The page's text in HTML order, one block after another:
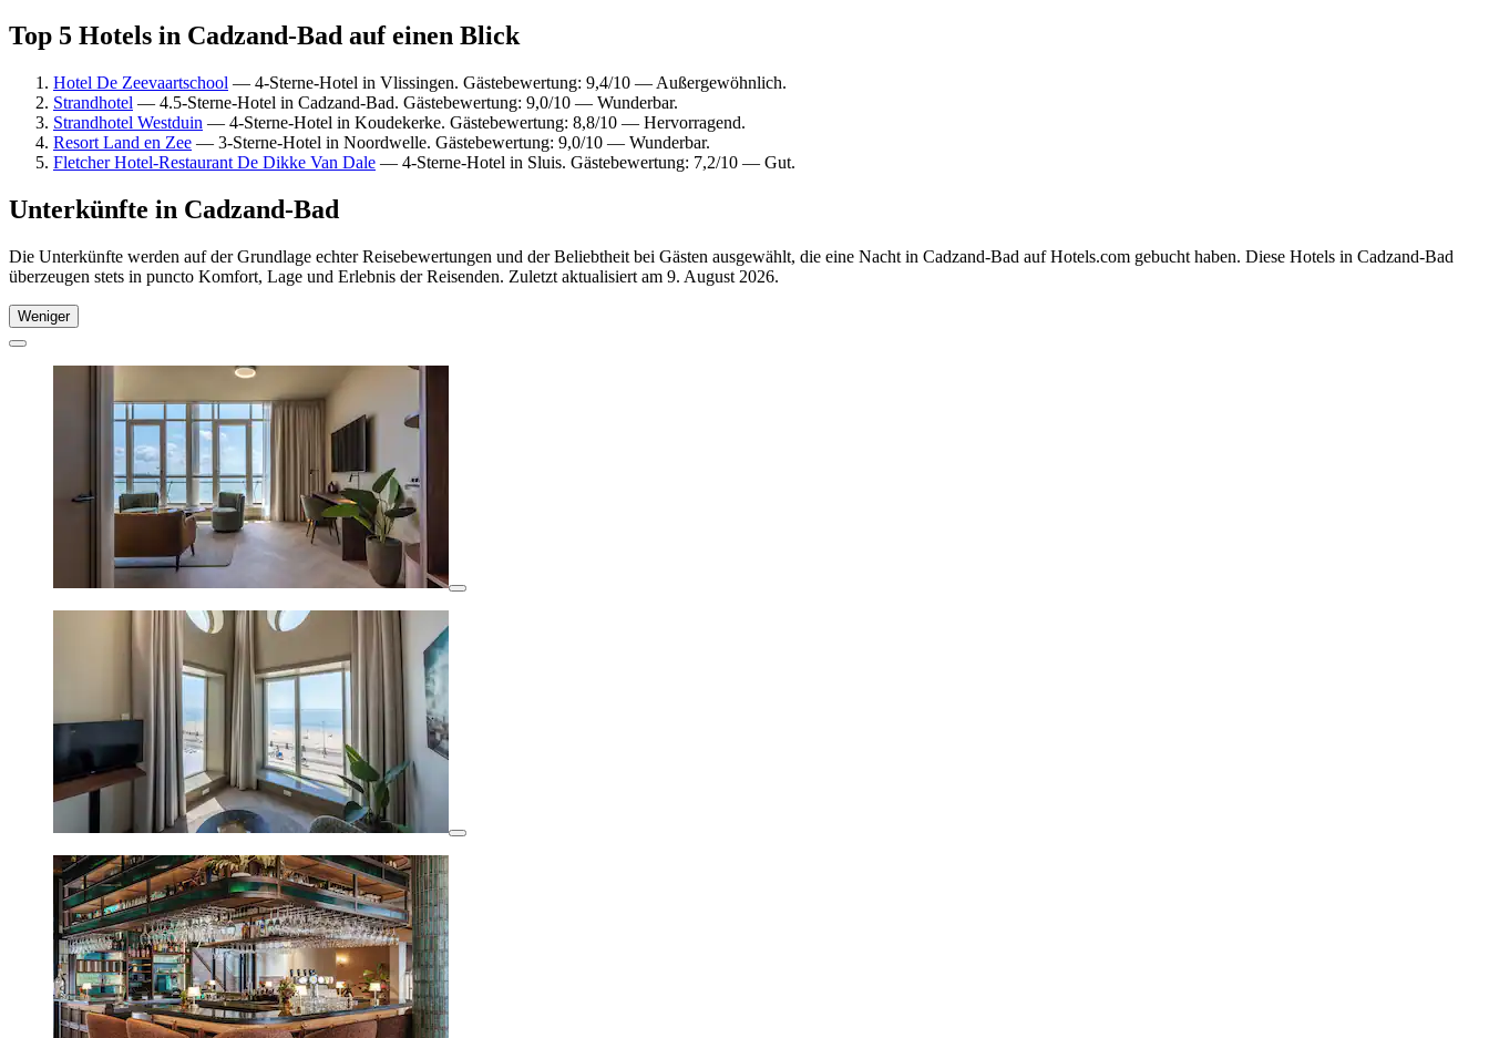
Top 5 Hotels in Cadzand-Bad auf einen Blick
Hotel De Zeevaartschool — 4-Sterne-Hotel in Vlissingen. Gästebewertung: 9,4/10 — Außergewöhnlich.
Strandhotel — 4.5-Sterne-Hotel in Cadzand-Bad. Gästebewertung: 9,0/10 — Wunderbar.
Strandhotel Westduin — 4-Sterne-Hotel in Koudekerke. Gästebewertung: 8,8/10 — Hervorragend.
Resort Land en Zee — 3-Sterne-Hotel in Noordwelle. Gästebewertung: 9,0/10 — Wunderbar.
Fletcher Hotel-Restaurant De Dikke Van Dale — 4-Sterne-Hotel in Sluis. Gästebewertung: 7,2/10 — Gut.
Unterkünfte in Cadzand-Bad
Die Unterkünfte werden auf der Grundlage echter Reisebewertungen und der Beliebtheit bei Gästen ausgewählt, die eine Nacht in Cadzand-Bad auf Hotels.com gebucht haben. Diese Hotels in Cadzand-Bad
überzeugen stets in puncto Komfort, Lage und Erlebnis der Reisenden. Zuletzt aktualisiert am 9. August 2026.
Weniger